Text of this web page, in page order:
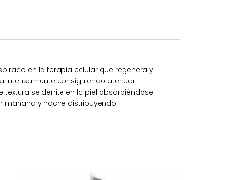
en la terapia celular que regenera y
intensamente consiguiendo atenuar
se derrite en la piel absorbiéndose
mañana y noche distribuyendo